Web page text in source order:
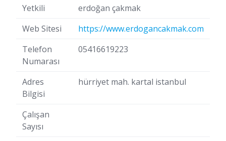
Yetkili
erdoğan çakmak
Web Sitesi
https://www.erdogancakmak.com
Telefon
Numarası
05416619223
Adres
Bilgisi
hürriyet mah. kartal istanbul
Çalışan
Sayısı